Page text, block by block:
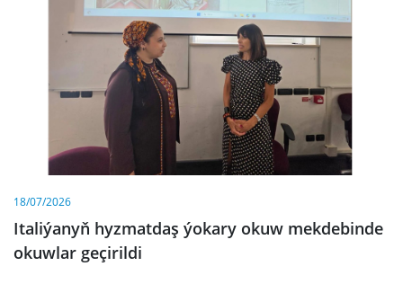
18/07/2026
Italiýanyň hyzmatdaş ýokary okuw mekdebinde
okuwlar geçirildi